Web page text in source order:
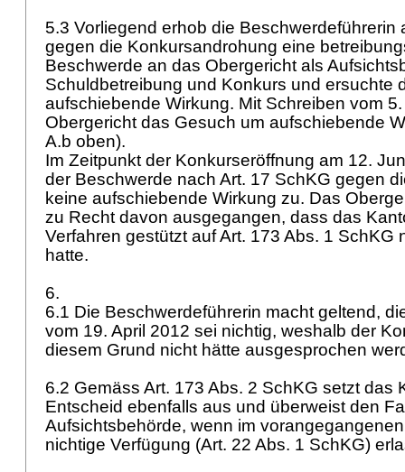
5.3 Vorliegend erhob die Beschwerdeführerin
gegen die Konkursandrohung eine
Beschwerde an das Obergericht als
Schuldbetreibung und Konkurs und ersuchte
aufschiebende Wirkung. Mit Schreiben vom
Obergericht das Gesuch um aufschiebende
A.b oben).
Im Zeitpunkt der Konkurseröffnung am 12.
der Beschwerde nach Art. 17 SchKG gegen
keine aufschiebende Wirkung zu. Das
zu Recht davon ausgegangen, dass das
Verfahren gestützt aufArt. 173 Abs. 1 SchKG
hatte.
6.
6.1 Die Beschwerdeführerin macht geltend,
vom 19. April 2012 sei nichtig, weshalb der
diesem Grund nicht hätte ausgesprochen
6.2 Gemäss Art. 173 Abs. 2 SchKG setzt das
Entscheid ebenfalls aus und überweist den
Aufsichtsbehörde, wenn im
nichtige Verfügung (Art. 22 Abs. 1 SchKG)